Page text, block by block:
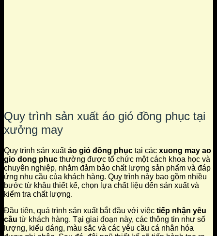
Quy trình sản xuất áo gió đồng phục tại
xưởng may
Quy trình sản xuấtáo gió đồng phục tại các xuong may ao
gio dong phuc thường được tổ chức một cách khoa học và
chuyên nghiệp, nhằm đảm bảo chất lượng sản phẩm và đáp
ứng nhu cầu của khách hàng. Quy trình này bao gồm nhiều
bước từ khâu thiết kế, chọn lựa chất liệu đến sản xuất và
kiểm tra chất lượng.
Đầu tiên, quá trình sản xuất bắt đầu với việc tiếp nhận yêu
cầu từ khách hàng. Tại giai đoạn này, các thông tin như số
lượng, kiểu dáng, màu sắc và các yêu cầu cá nhân hóa